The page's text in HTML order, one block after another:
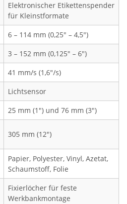
Elektronischer Etikettenspender
für Kleinstformate
6 – 114 mm (0,25" – 4,5")
3 – 152 mm (0,125" – 6")
41 mm/s (1,6"/s)
Lichtsensor
25 mm (1") und 76 mm (3")
305 mm (12")
Papier, Polyester, Vinyl, Azetat,
Schaumstoff, Folie
Fixierlöcher für feste
Werkbankmontage